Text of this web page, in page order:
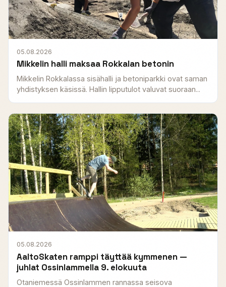
05.08.2026
Mikkelin halli maksaa Rokkalan betonin
Mikkelin Rokkalassa sisähalli ja betoniparkki ovat saman
yhdistyksen käsissä. Hallin lipputulot valuvat suoraan...
05.08.2026
AaltoSkaten ramppi täyttää kymmenen —
juhlat Ossinlammella 9. elokuuta
Otaniemessä Ossinlammen rannassa seisova